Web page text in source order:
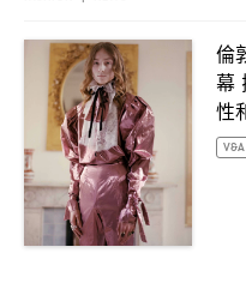
倫
幕
性
V&A